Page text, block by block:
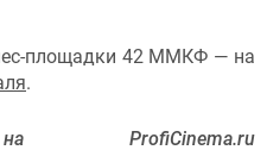
площадки 42 ММКФ — на
.
ProfiCinema.ru